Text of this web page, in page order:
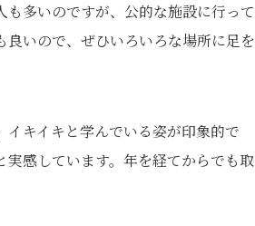
多いのですが、公的な施設に行って
いので、ぜひいろいろな場所に足を
イキイキと学んでいる姿が印象的で
感しています。年を経てからでも取